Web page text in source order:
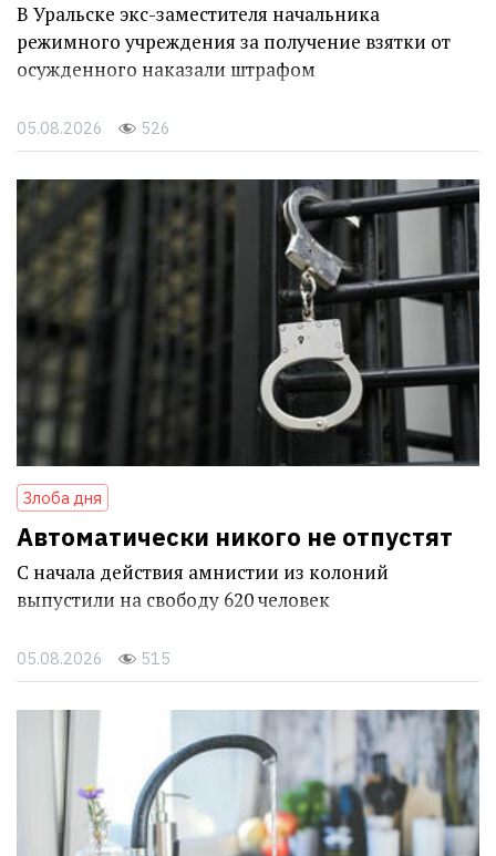
В Уральске экс-заместителя начальника
режимного учреждения за получение взятки от
осужденного наказали штрафом
05.08.2026 526
Злоба дня
Автоматически никого не отпустят
С начала действия амнистии из колоний
выпустили на свободу 620 человек
05.08.2026 515